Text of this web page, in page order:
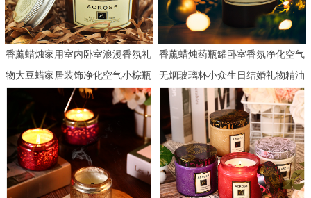
香薰蜡烛家用室内卧室浪漫香氛礼
物大豆蜡家居装饰净化空气小棕瓶
香薰蜡烛药瓶罐卧室香氛净化空气
无烟玻璃杯小众生日结婚礼物精油